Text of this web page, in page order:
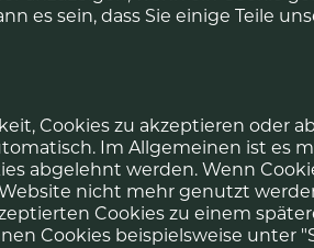
es sein, dass Sie einige Teile
Cookies zu akzeptieren oder
Im Allgemeinen ist es
abgelehnt werden. Wenn
nicht mehr genutzt
Cookies zu einem
Cookies beispielsweise unter